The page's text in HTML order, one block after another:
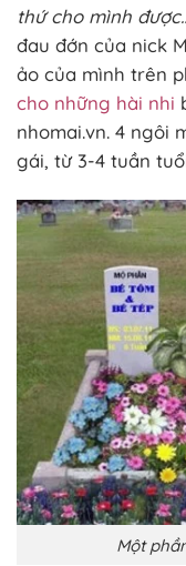
thứ cho mình
đau đớn của nick
ảo của mình trên
cho những hài nhi
nhomai.vn. 4 ngôi
gái, từ 3-4 tuần
Một